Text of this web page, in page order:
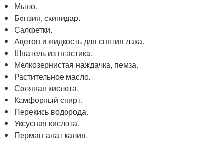
Мыло.
Бензин, скипидар.
Салфетки.
Ацетон и жидкость для снятия лака.
Шпатель из пластика.
Мелкозернистая наждачка, пемза.
Растительное масло.
Соляная кислота.
Камфорный спирт.
Перекись водорода.
Уксусная кислота.
Перманганат калия.